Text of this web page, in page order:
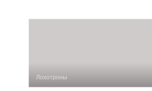
Лохотроны